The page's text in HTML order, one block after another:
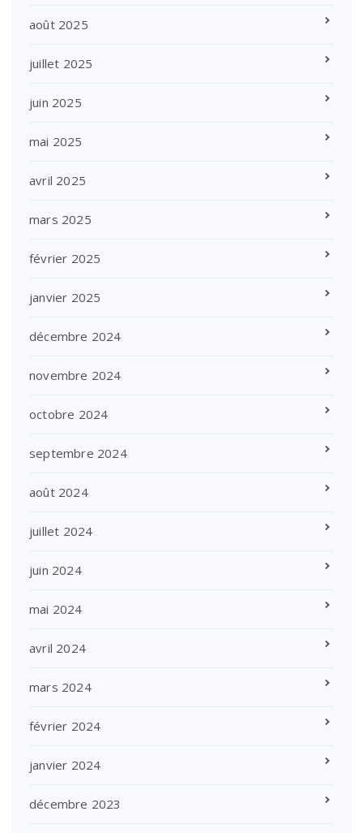
août 2025
juillet 2025
juin 2025
mai 2025
avril 2025
mars 2025
février 2025
janvier 2025
décembre 2024
novembre 2024
octobre 2024
septembre 2024
août 2024
juillet 2024
juin 2024
mai 2024
avril 2024
mars 2024
février 2024
janvier 2024
décembre 2023